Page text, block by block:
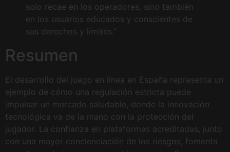
solo recae en los operadores, sino también
en los usuarios educados y conscientes de
sus derechos y límites.”
Resumen
El desarrollo del juego en línea en España representa un
ejemplo de cómo una regulación estricta puede
impulsar un mercado saludable, donde la innovación
tecnológica va de la mano con la protección del
jugador. La confianza en plataformas acreditadas, junto
con una mayor concienciación de los riesgos, fomenta